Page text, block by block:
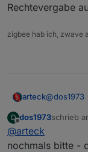
Rechtevergabe
zigbee hab ich, zwave
arteck@dos1973
der Stick
oder
D
Offline
dos1973schrieb
zuletzt
@arteck
nochmals bitte -